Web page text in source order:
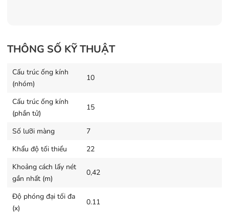
THÔNG SỐ KỸ THUẬT
Cấu trúc ống kính
(nhóm)
10
Cấu trúc ống kính
(phần tử)
15
Số lưỡi màng
7
Khẩu độ tối thiểu
22
Khoảng cách lấy nét
gần nhất (m)
0,42
Độ phóng đại tối đa
(x)
0.11